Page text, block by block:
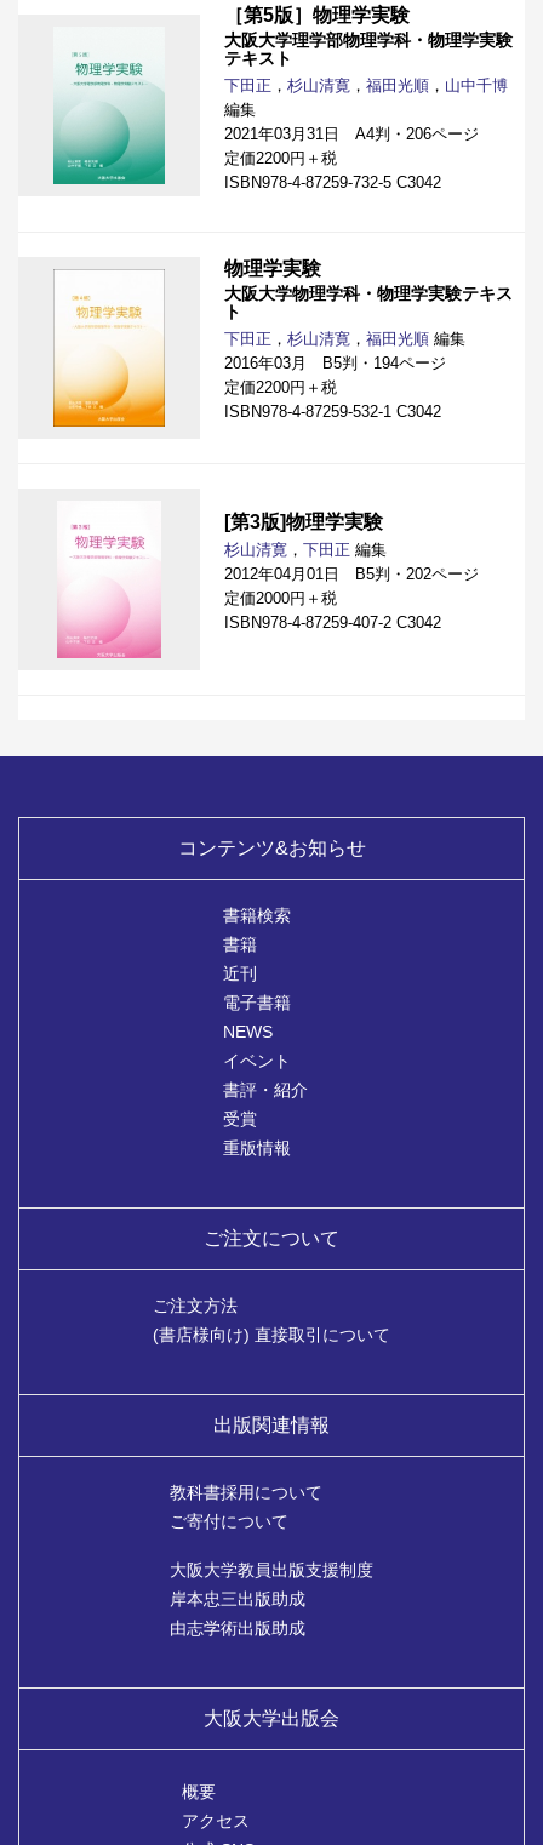
［第5版］物理学実験
大阪大学理学部物理学科・物理学実験
テキスト
下田正 ， 杉山清寛 ， 福田光順 ， 山中千博
編集
2021年03月31日 A4判・206ページ
定価2200円＋税
ISBN978-4-87259-732-5 C3042
物理学実験
大阪大学物理学科・物理学実験テキス
ト
下田正 ， 杉山清寛 ， 福田光順 編集
2016年03月 B5判・194ページ
定価2200円＋税
ISBN978-4-87259-532-1 C3042
[第3版]物理学実験
杉山清寛 ， 下田正 編集
2012年04月01日 B5判・202ページ
定価2000円＋税
ISBN978-4-87259-407-2 C3042
コンテンツ&お知らせ
書籍検索
書籍
近刊
電子書籍
NEWS
イベント
書評・紹介
受賞
重版情報
ご注文について
ご注文方法
(書店様向け) 直接取引について
出版関連情報
教科書採用について
ご寄付について
大阪大学教員出版支援制度
岸本忠三出版助成
由志学術出版助成
大阪大学出版会
概要
アクセス